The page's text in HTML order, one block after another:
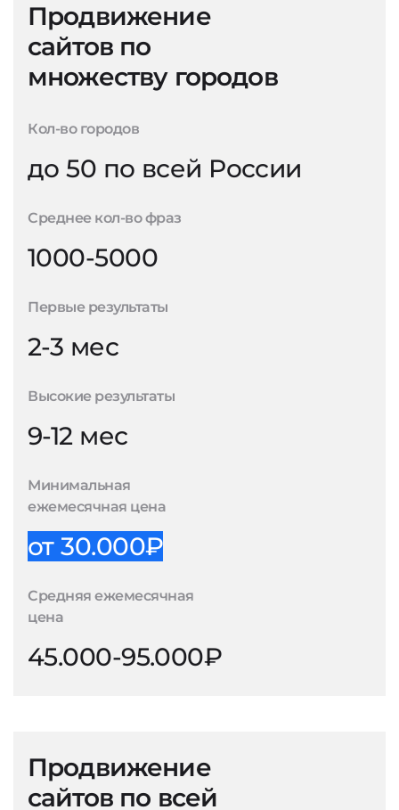
Продвижение
сайтов по
множеству городов
Кол-во городов
до 50 по всей России
Среднее кол-во фраз
1000-5000
Первые результаты
2-3 мес
Высокие результаты
9-12 мес
Минимальная
ежемесячная цена
от 30.000₽
Средняя ежемесячная
цена
45.000-95.000₽
Продвижение
сайтов по всей